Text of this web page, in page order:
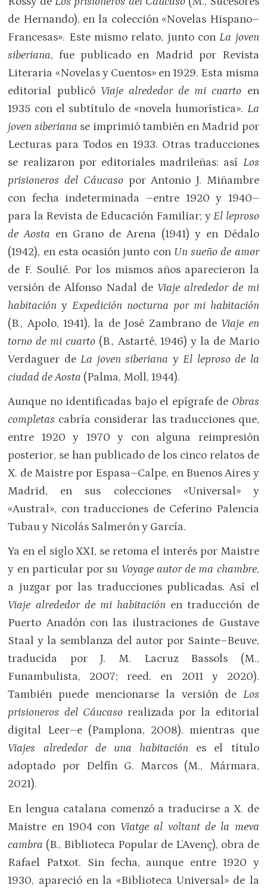
de Hernando), en la colección «Novelas Hispano–
Francesas». Este mismo relato, junto conLa joven
siberiana, fue publicado en Madrid por Revista
Literaria «Novelas y Cuentos» en 1929. Esta misma
editorial publicó Viaje alrededor de mi cuarto en
1935 con el subtítulo de «novela humorística». La
joven siberiana se imprimió también en Madrid por
Lecturas para Todos en 1933. Otras traducciones
se realizaron por editoriales madrileñas: así Los
prisioneros del Cáucaso por Antonio J. Miñambre
con fecha indeterminada –entre 1920 y 1940–
para la Revista de Educación Familiar; yEl leproso
de Aosta en Grano de Arena (1941) y en Dédalo
(1942), en esta ocasión junto con Un sueño de amor
de F. Soulié. Por los mismos años aparecieron la
versión de Alfonso Nadal de Viaje alrededor de mi
habitación yExpedición nocturna por mi habitación
(B., Apolo, 1941), la de José Zambrano de Viaje en
torno de micuarto (B., Astarté, 1946) y la de Mario
Verdaguer deLa joven siberiana yEl leproso de la
ciudad de Aosta (Palma, Moll, 1944).
Aunque no identificadas bajo el epígrafe de Obras
completas cabría considerar las traducciones que,
entre 1920 y 1970 y con alguna reimpresión
posterior, se han publicado de los cinco relatos de
X. de Maistre por Espasa–Calpe, en Buenos Aires y
Madrid, en sus colecciones «Universal» y
«Austral», con traducciones de Ceferino Palencia
Tubau y Nicolás Salmerón y García.
Ya en el siglo XXI, se retoma el interés por Maistre
y en particular por su Voyage autor de ma chambre,
a juzgar por las traducciones publicadas. Así el
Viaje alrededor de mi habitación en traducción de
Puerto Anadón con las ilustraciones de Gustave
Staal y la semblanza del autor por Sainte–Beuve,
traducida por J. M. Lacruz Bassols (M.,
Funambulista, 2007; reed. en 2011 y 2020).
También puede mencionarse la versión de Los
prisioneros del Cáucasorealizada por la editorial
digital Leer–e (Pamplona, 2008). mientras que
Viajes alrededor de una habitación es el título
adoptado por Delfín G. Marcos (M., Mármara,
2021).
En lengua catalana comenzó a traducirse a X. de
Maistre en 1904 con Viatge al voltant de la meva
cambra (B., Biblioteca Popular de L’Avenç), obra de
Rafael Patxot. Sin fecha, aunque entre 1920 y
1930, apareció en la «Biblioteca Universal» de la